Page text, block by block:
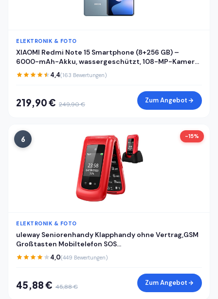
ELEKTRONIK & FOTO
XIAOMI Redmi Note 15 Smartphone (8+256 GB) –
6000-mAh-Akku, wassergeschützt, 108-MP-Kamera,
6,77" FHD+ Display, Gletscherblau, 2 Jahre Garantie
4,4(163 Bewertungen)
219,90 € 249,90 € Zum Angebot
6 -15%
ELEKTRONIK & FOTO
uleway Seniorenhandy Klapphandy ohne Vertrag,GSM
Großtasten Mobiltelefon SOS
Notruffunktion,Taschenlampe,FM Radio,2.4 Zoll Dual
Display Handy für Senioren (Blau)(mit Ladestation)
4,0(449 Bewertungen)
45,88 € 45,88 € Zum Angebot